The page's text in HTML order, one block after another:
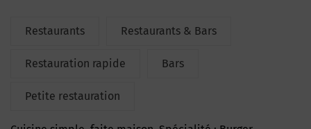
Restaurants Restaurants & Bars
Restauration rapide Bars
Petite restauration